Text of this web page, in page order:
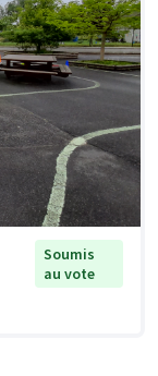
Soumis
au vote